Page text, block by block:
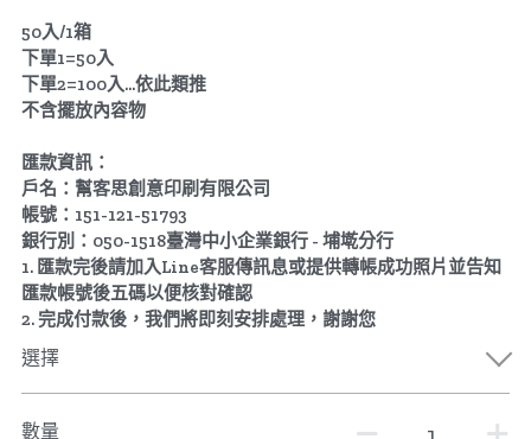
50入/1箱
下單1=50入
下單2=100入...依此類推
不含擺放內容物
匯款資訊：
戶名：幫客思創意印刷有限公司
帳號：151-121-51793
銀行別：050-1518臺灣中小企業銀行 - 埔墘分行
1. 匯款完後請加入Line客服傳訊息或提供轉帳成功照片並告知
匯款帳號後五碼以便核對確認
2. 完成付款後，我們將即刻安排處理，謝謝您
選擇
數量
公版雙扣提盒
公版T型提盒
素色系列公版盒
宅配外箱
收納紙箱